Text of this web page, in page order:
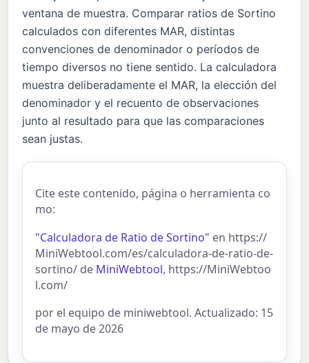
ventana de muestra. Comparar ratios de Sortino
calculados con diferentes MAR, distintas
convenciones de denominador o períodos de
tiempo diversos no tiene sentido. La calculadora
muestra deliberadamente el MAR, la elección del
denominador y el recuento de observaciones
junto al resultado para que las comparaciones
sean justas.
Cite este contenido, página o herramienta co
mo:
"Calculadora de Ratio de Sortino" en https://
MiniWebtool.com/es/calculadora-de-ratio-de-
sortino/ de MiniWebtool, https://MiniWebtoo
l.com/
por el equipo de miniwebtool. Actualizado: 15
de mayo de 2026